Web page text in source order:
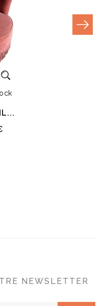
NEWSLETTER